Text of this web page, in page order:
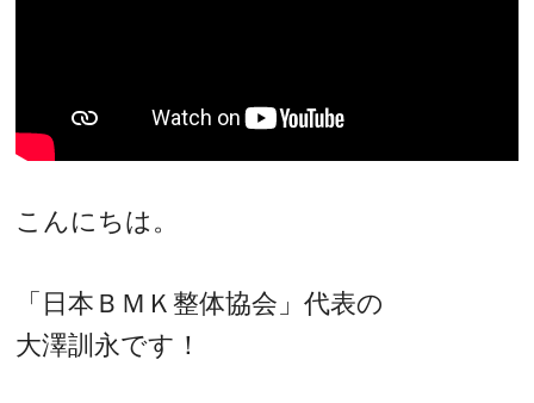
こんにちは。
「日本ＢＭＫ整体協会」代表の
大澤訓永です！